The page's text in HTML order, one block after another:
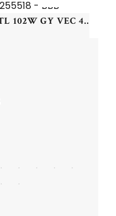
GOODYEAR - 225/55 WR18 TL 102W GY VEC 4SEASONS G3 XL - 2255518 - BBB